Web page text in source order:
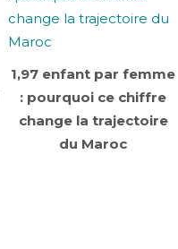
1,97 enfant par femme
: pourquoi ce chiffre
change la trajectoire
du Maroc